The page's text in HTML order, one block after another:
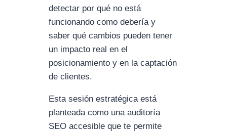
detectar por qué no está
funcionando como debería y
saber qué cambios pueden tener
un impacto real en el
posicionamiento y en la captación
de clientes.
Esta sesión estratégica está
planteada como una auditoría
SEO accesible que te permite